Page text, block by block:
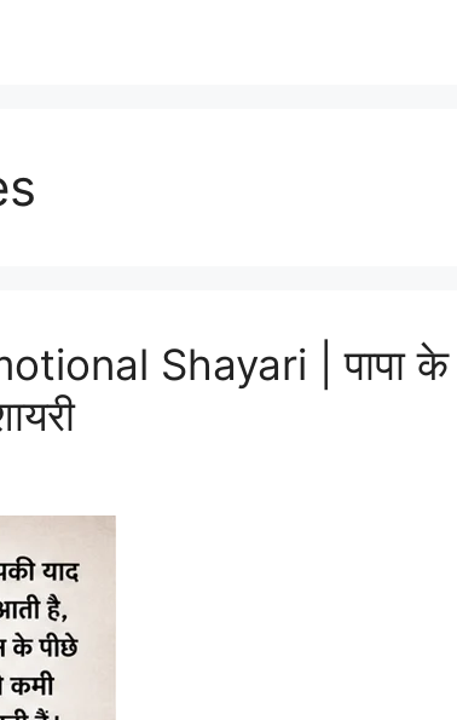
Shayari | पापा के